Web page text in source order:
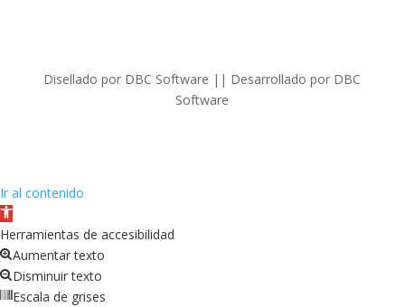
Disellado por DBC Software || Desarrollado por DBC
Software
Ir al contenido
Abrir
barra
de
herramientas
Herramientas de accesibilidad
Aumentar texto
Disminuir texto
Escala de grises